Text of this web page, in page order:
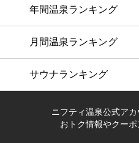
年間温泉ランキング
月間温泉ランキング
サウナランキング
ニフティ温泉公式ア
おトク情報やクー